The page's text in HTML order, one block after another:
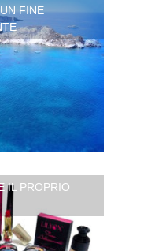
FINE
IL PROPRIO